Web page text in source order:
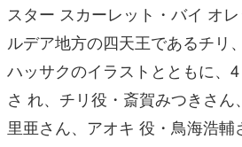
スター スカーレット・バイ オ
ルデア地方の四天王であるチリ
ハッサクのイラストとともに、
さ れ、チリ役・斎賀みつきさ
里亜さん、アオキ 役・鳥海浩輔